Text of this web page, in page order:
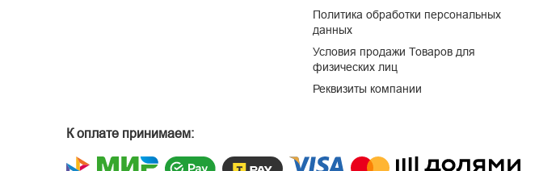
Политика обработки персональных
данных
Условия продажи Товаров для
физических лиц
Реквизиты компании
К оплате принимаем: